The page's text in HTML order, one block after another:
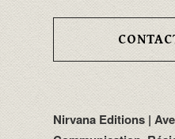
Nirvana Editions |